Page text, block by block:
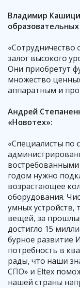
Владимир
залог высокого
Они приобретут
множество
аппаратным и
Андрей
«Новотех»:
«Специалисты по
годом нужно
возрастающее
оборудования.
умных устройств,
вещей, за
достигло 15
бурное развитие
потребность в
рады, что наши
СПО» и Eltex
нашей страны